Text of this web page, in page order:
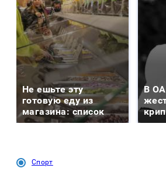
Не ешьте эту
готовую еду из
магазина: список
В
Спорт